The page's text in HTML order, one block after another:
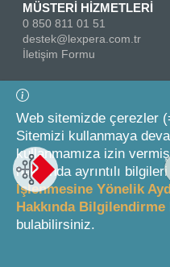
MÜSTERİ HİZMETLERİ
0 850 811 01 51
destek@lexpera.com.tr
İletişim Formu
Bizi Takip Edin
© 2026 On İki Levha
Web sitemizde çerezler
Sitemizi kullanmaya
kullanmamıza izin
hakkında ayrıntılı
İşlenmesine Yönelik
Hakkında Bilgilendirme
bulabilirsiniz.